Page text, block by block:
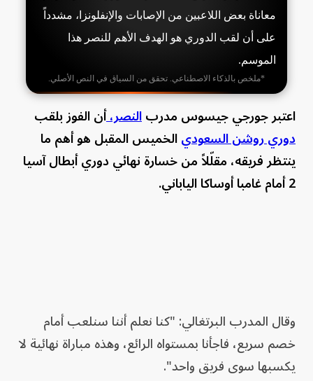
معاناة بعض اللاعبين من الإصابات والإنفلونزا، مشدداً
على أن لقب الدوري هو الهدف الأهم للنصر هذا
الموسم.
*ملخص بالذكاء الاصطناعي. تحقق من السياق في النص الأصلي.
اعتبر جورجي جيسوس مدربالنصر،أن الفوز بلقب
دوري روشن السعوديالخميس المقبل هو أهم ما
ينتظر فريقه، مقلّلاً من خسارة نهائي دوري أبطال آسيا
2 أمام غامبا أوساكا الياباني.
وقال المدرب البرتغالي: "كنا نعلم أننا سنلعب أمام
خصم سريع، فاجأنا بمستواه الرائع، وهذه مباراة نهائية لا
يكسبها سوى فريق واحد".